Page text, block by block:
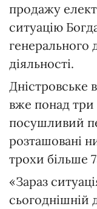
продажу
ситуацію
генерального
діяльності.
Дністровське
вже понад
посушливий
розташовані
трохи більше
«Зараз
сьогоднішній